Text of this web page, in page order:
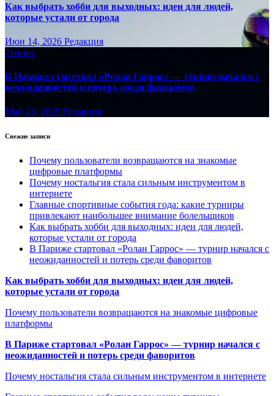
Как выбрать хобби для выходных: идеи для людей,
которые устали от города
Июн 14, 2026 Редакция
Теннис
В Париже стартовал «Ролан Гаррос» — турнир начался с
неожиданностей и потерь среди фаворитов
Май 24, 2026 Редакция
Свежие записи
Почему пользователи возвращаются на знакомые
цифровые платформы
Почему ностальгия стала сильным инструментом в
интернете
Главные спортивные события года: какие турниры
привлекают наибольшее внимание болельщиков
Как выбрать хобби для выходных: идеи для людей,
которые устали от города
В Париже стартовал «Ролан Гаррос» — турнир начался с
неожиданностей и потерь среди фаворитов
Как выбрать хобби для выходных: идеи для людей,
которые устали от города
Почему пользователи возвращаются на знакомые цифровые
платформы
В Париже стартовал «Ролан Гаррос» — турнир начался с
неожиданностей и потерь среди фаворитов
Почему ностальгия стала сильным инструментом в интернете